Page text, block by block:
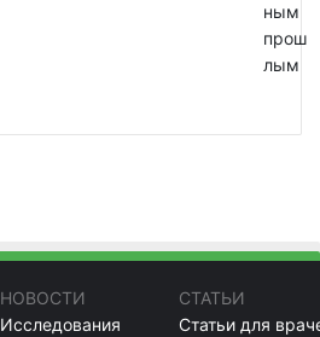
ным
прош
лым
НОВОСТИ
Исследования
СТАТЬИ
Статьи для